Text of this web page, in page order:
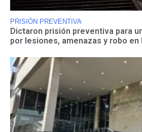
PRISIÓN PREVENTIVA
Dictaron prisión preventiva para
por lesiones, amenazas y robo en